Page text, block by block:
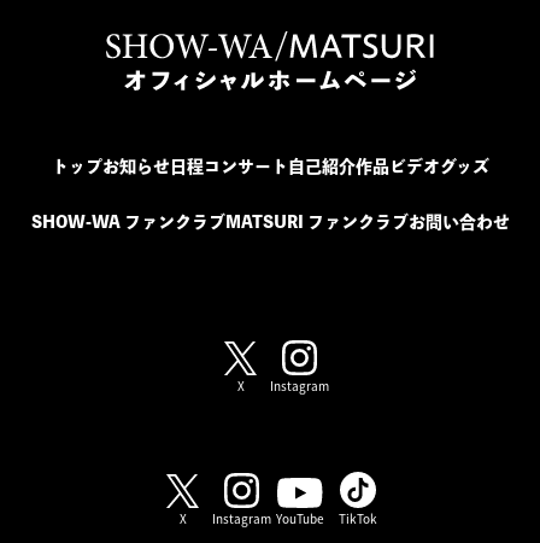
トップお知らせ日程コンサート 自己紹介作品ビデオグッズ
SHOW-WA ファンクラブMATSURI ファンクラブお問い合わせ
X Instagram
X Instagram YouTube TikTok